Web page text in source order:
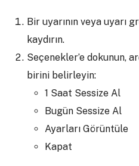
Bir uyarının veya uyarı
kaydırın.
Seçenekler’e dokunun,
birini belirleyin:
1 Saat Sessize Al
Bugün Sessize Al
Ayarları Görüntüle
Kapat